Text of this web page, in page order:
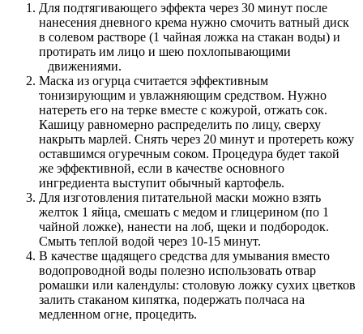
Для подтягивающего эффекта через 30 минут после
нанесения дневного крема нужно смочить ватный диск
в солевом растворе (1 чайная ложка на стакан воды) и
протирать им лицо и шею похлопывающими
движениями.
Маска из огурца считается эффективным
тонизирующим и увлажняющим средством. Нужно
натереть его на терке вместе с кожурой, отжать сок.
Кашицу равномерно распределить по лицу, сверху
накрыть марлей. Снять через 20 минут и протереть кожу
оставшимся огуречным соком. Процедура будет такой
же эффективной, если в качестве основного
ингредиента выступит обычный картофель.
Для изготовления питательной маски можно взять
желток 1 яйца, смешать с медом и глицерином (по 1
чайной ложке), нанести на лоб, щеки и подбородок.
Смыть теплой водой через 10-15 минут.
В качестве щадящего средства для умывания вместо
водопроводной воды полезно использовать отвар
ромашки или календулы: столовую ложку сухих цветков
залить стаканом кипятка, подержать полчаса на
медленном огне, процедить.